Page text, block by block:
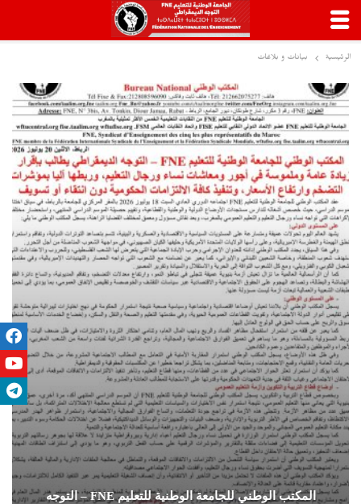
الرئيسية بيانات و بلاغات
المكتب الوطني للجامعة الوطنية للتعليم ‏FNE‏ – التوجه